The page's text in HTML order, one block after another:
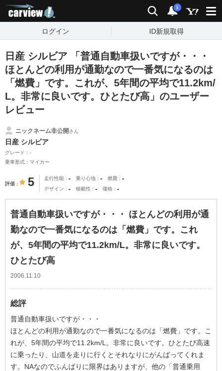
検索 通知
i
ログイン ID新規取得
日産 シルビア 「普通自動車扱いですが・・・
ほとんどの利用が通勤なので一番気になるのは
「燃費」です。これが、5年間の平均で11.2km/
L。非常に良いです。ひとたび高」のユーザー
レビュー
ニックネーム非公開さん
日産 シルビア
グレード：-
乗車形式：マイカー
評価 5 走行性能 - 乗り心地 - 燃費 -
デザイン - 積載性 - 価格 -
普通自動車扱いですが・・・ ほとんどの利用が通
勤なので一番気になるのは「燃費」です。これ
が、5年間の平均で11.2km/L。非常に良いです。
ひとたび高
2006.11.10
総評
普通自動車扱いですが・・・
ほとんどの利用が通勤なので一番気になるのは「燃費」です。こ
れが、5年間の平均で11.2km/L。非常に良いです。ひとたび高速
に乗ったり、山道を走りに行くとそれなりにがんばってくれま
す。NAなのでふんばりに限界はありますが、他の「普通乗用